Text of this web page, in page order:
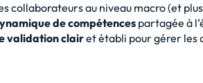
collaborateurs au niveau macro (et
de compétences partagée à
validation clairet établi pour gérer les